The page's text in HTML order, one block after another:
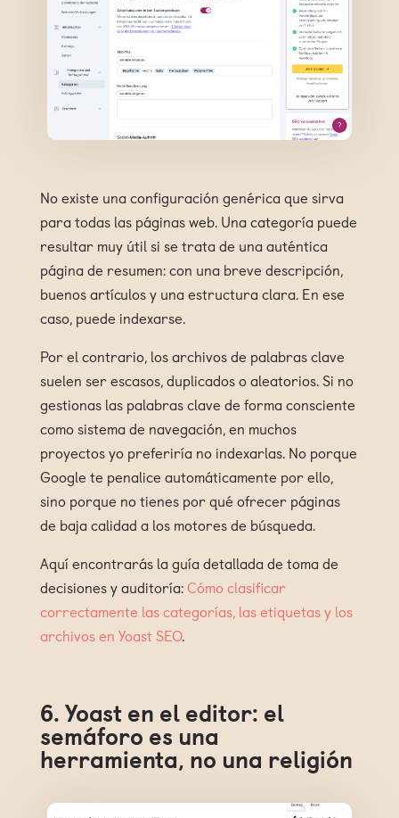
No existe una configuración genérica que sirva
para todas las páginas web. Una categoría puede
resultar muy útil si se trata de una auténtica
página de resumen: con una breve descripción,
buenos artículos y una estructura clara. En ese
caso, puede indexarse.
Por el contrario, los archivos de palabras clave
suelen ser escasos, duplicados o aleatorios. Si no
gestionas las palabras clave de forma consciente
como sistema de navegación, en muchos
proyectos yo preferiría no indexarlas. No porque
Google te penalice automáticamente por ello,
sino porque no tienes por qué ofrecer páginas
de baja calidad a los motores de búsqueda.
Aquí encontrarás la guía detallada de toma de
decisiones y auditoría:Cómo clasificar
correctamente las categorías, las etiquetas y los
archivos en Yoast SEO.
6. Yoast en el editor: el
semáforo es una
herramienta, no una religión